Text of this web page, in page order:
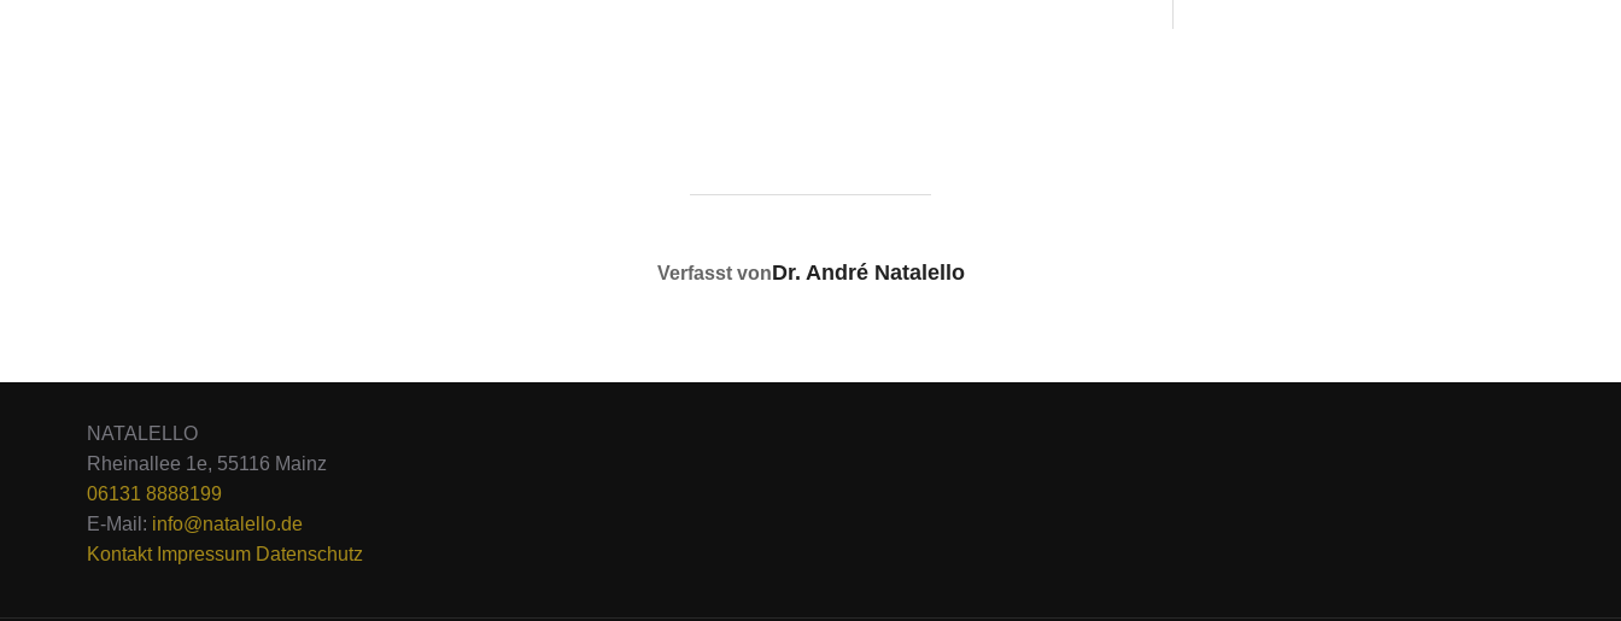
BEITRAGSAUTOR
Verfasst vonDr. André Natalello
NATALELLO
Rheinallee 1e, 55116 Mainz
06131 8888199
E-Mail: info@natalello.de
Kontakt Impressum Datenschutz